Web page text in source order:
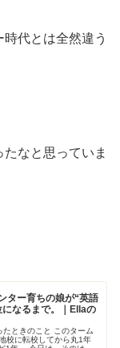
代とは全然違う
なと思っていま
ター育ちの娘が“英語
なるまで。｜Ellaの
ときのこと このターム
校に転校してから丸1年